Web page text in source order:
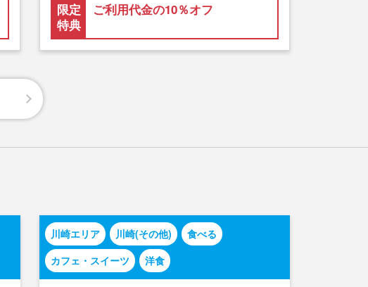
限定
特典
ご利用代金の10％オフ
川崎エリア 川崎(その他)
食べる
カフェ・スイーツ
洋食